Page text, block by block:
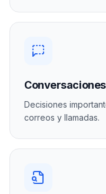
Decisiones
correos y llamadas.